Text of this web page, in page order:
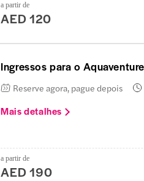
a partir de
AED 120
Ingressos para o
Reserve agora, pague depois
Mais detalhes
a partir de
AED 190